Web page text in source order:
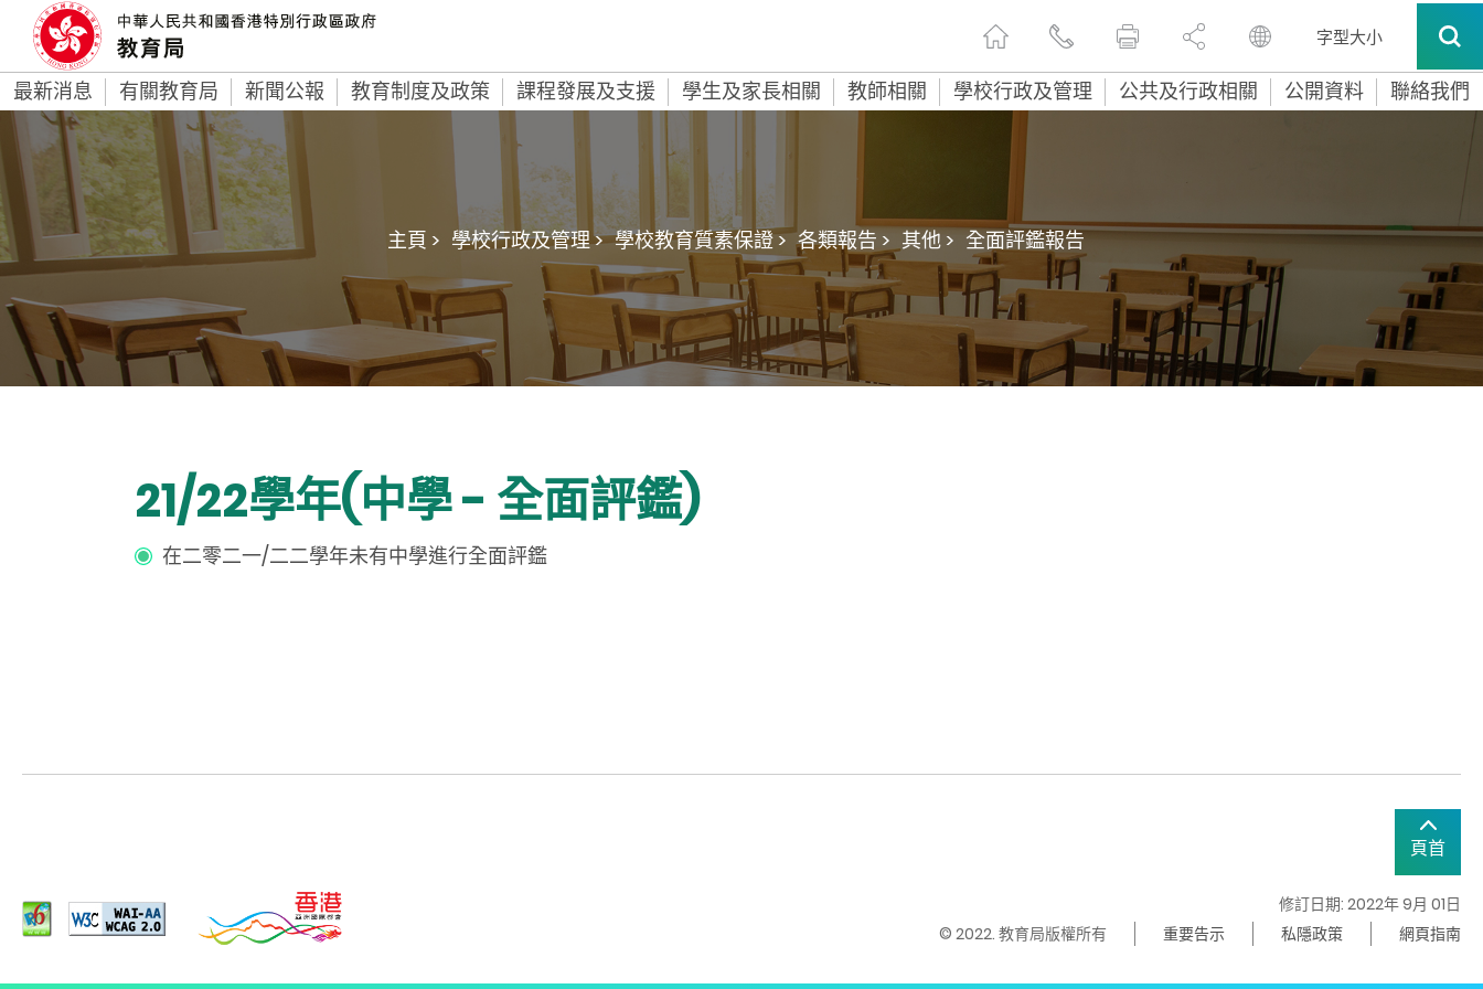
字型大小
最新消息 有關教育局 新聞公報 教育制度及政策 課程發展及支援 學生及家長相關 教師相關 學校行政及管理 公共及行政相關 公開資料 聯絡我們
主頁 > 學校行政及管理 > 學校教育質素保證 > 各類報告 > 其他 > 全面評鑑報告
21/22學年(中學 - 全面評鑑)
在二零二一/二二學年未有中學進行全面評鑑
頁首
修訂日期: 2022年 9月 01日
© 2022. 教育局版權所有
重要告示 私隱政策 網頁指南